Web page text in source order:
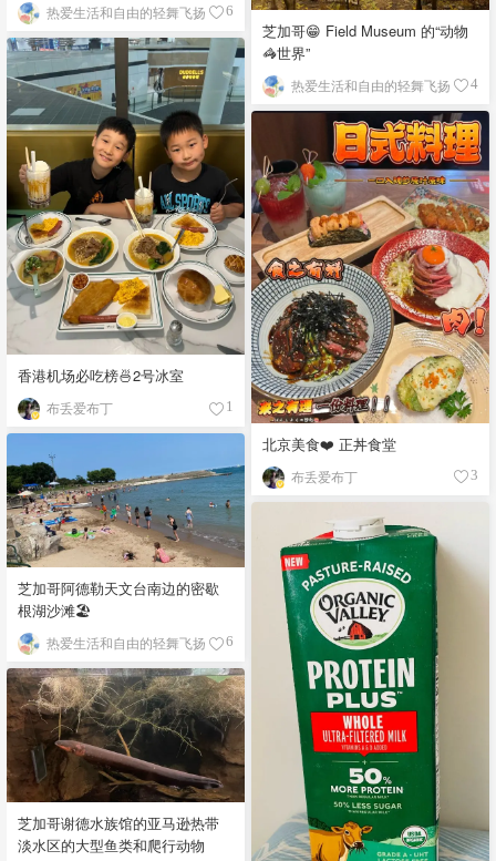
热爱生活和自由的轻舞飞扬 6
芝加哥😁 Field Museum 的“动物
🦓世界”
热爱生活和自由的轻舞飞扬 4
香港机场必吃榜🍜2号冰室
布丢爱布丁 1
北京美食❤️ 正丼食堂
布丢爱布丁 3
芝加哥阿德勒天文台南边的密歇
根湖沙滩🏖️
热爱生活和自由的轻舞飞扬 6
芝加哥谢德水族馆的亚马逊热带
淡水区的大型鱼类和爬行动物